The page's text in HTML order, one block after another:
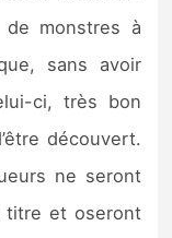
de monstres à
sans avoir
ci, très bon
découvert.
ne seront
titre et oseront